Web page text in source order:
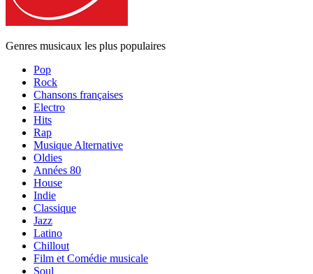
Genres musicaux les plus populaires
Pop
Rock
Chansons françaises
Electro
Hits
Rap
Musique Alternative
Oldies
Années 80
House
Indie
Classique
Jazz
Latino
Chillout
Film et Comédie musicale
Soul